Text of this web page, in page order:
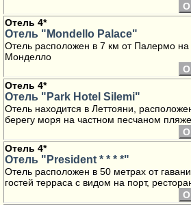
Отель 4*
Отель "Mondello Palace"
Отель расположен в 7 км от Палермо
Монделло
Отель 4*
Отель "Park Hotel Silemi"
Отель находится в Леттояни,
берегу моря на частном песчаном пляже.
Отель 4*
Отель "President * * * *"
Отель расположен в 50 метрах от
гостей терраса с видом на порт,